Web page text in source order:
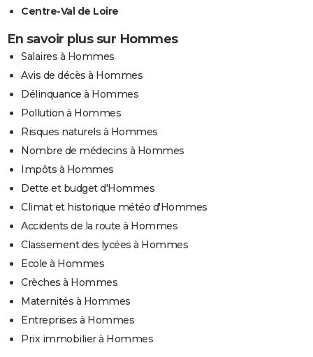
Centre-Val de Loire
En savoir plus sur Hommes
Salaires à Hommes
Avis de décès à Hommes
Délinquance à Hommes
Pollution à Hommes
Risques naturels à Hommes
Nombre de médecins à Hommes
Impôts à Hommes
Dette et budget d'Hommes
Climat et historique météo d'Hommes
Accidents de la route à Hommes
Classement des lycées à Hommes
Ecole à Hommes
Crèches à Hommes
Maternités à Hommes
Entreprises à Hommes
Prix immobilier à Hommes